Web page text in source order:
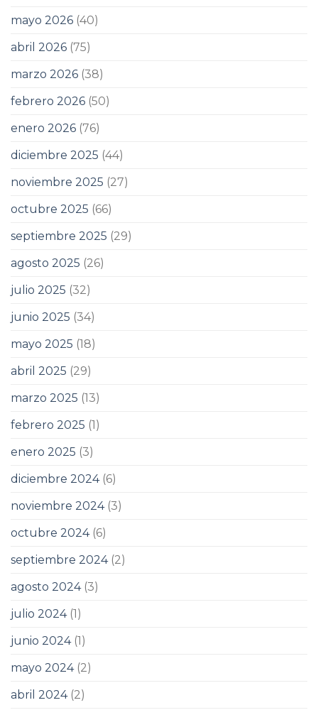
mayo 2026 (40)
abril 2026 (75)
marzo 2026 (38)
febrero 2026 (50)
enero 2026 (76)
diciembre 2025 (44)
noviembre 2025 (27)
octubre 2025 (66)
septiembre 2025 (29)
agosto 2025 (26)
julio 2025 (32)
junio 2025 (34)
mayo 2025 (18)
abril 2025 (29)
marzo 2025 (13)
febrero 2025 (1)
enero 2025 (3)
diciembre 2024(6)
noviembre 2024(3)
octubre 2024(6)
septiembre 2024(2)
agosto 2024(3)
julio 2024(1)
junio 2024(1)
mayo 2024(2)
abril 2024(2)